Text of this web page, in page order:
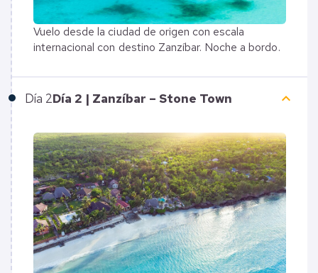
Vuelo desde la ciudad de origen con escala
internacional con destino Zanzíbar. Noche a bordo.
Día 2Día 2 | Zanzíbar – Stone Town keyboard_arrow_up